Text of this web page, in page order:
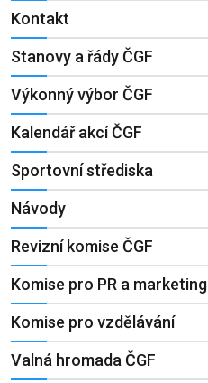
Kontakt
Stanovy a řády ČGF
Výkonný výbor ČGF
Kalendář akcí ČGF
Sportovní střediska
Návody
Revizní komise ČGF
Komise pro PR a marketing
Komise pro vzdělávání
Valná hromada ČGF